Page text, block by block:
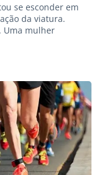
se esconder em
da viatura.
Uma mulher